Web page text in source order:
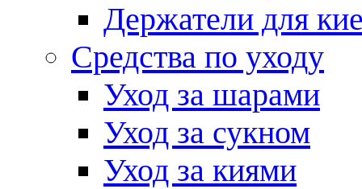
Держатели для
Средства по уходу
Уход за шарами
Уход за сукном
Уход за киями